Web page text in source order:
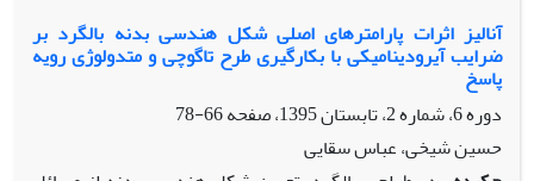
به‌منظور تحلیل قابلیت‌اطمینان موتورهای دیزل استفاده شده
است. داده‌های مورد استفاده شامل اطلاعات مربوط به ذرات
فرسایشی موجود در روغن‌موتور بودند. برای آزمون فرض متناسب
بودن، از آزمون هارل و لی (نسخه اصلاح‌شده آزمون باقی‌مانده‌های
شوئنفلد) استفاده شد. سپس ضرایب مدل از طریق آزمون والد
آنالیز اثرات پارامترهای اصلی شکل هندسی بدنه بالگرد بر
ضرایب آیرودینامیکی با بکارگیری طرح تاگوچی و متدولوژی رویه
پاسخ
دوره 6، شماره 2، تابستان 1395، صفحه
66-78
حسین شیخی، عباس سقایی